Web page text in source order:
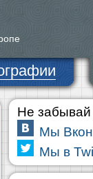
Не забывай
Мы
Мы в